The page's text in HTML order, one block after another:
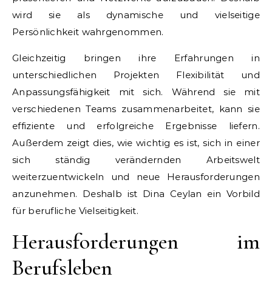
wird sie als dynamische und vielseitige
Persönlichkeit wahrgenommen.
Gleichzeitig bringen ihre Erfahrungen in
unterschiedlichen Projekten Flexibilität und
Anpassungsfähigkeit mit sich. Während sie mit
verschiedenen Teams zusammenarbeitet, kann sie
effiziente und erfolgreiche Ergebnisse liefern.
Außerdem zeigt dies, wie wichtig es ist, sich in einer
sich ständig verändernden Arbeitswelt
weiterzuentwickeln und neue Herausforderungen
anzunehmen. Deshalb ist Dina Ceylan ein Vorbild
für berufliche Vielseitigkeit.
Herausforderungen im
Berufsleben